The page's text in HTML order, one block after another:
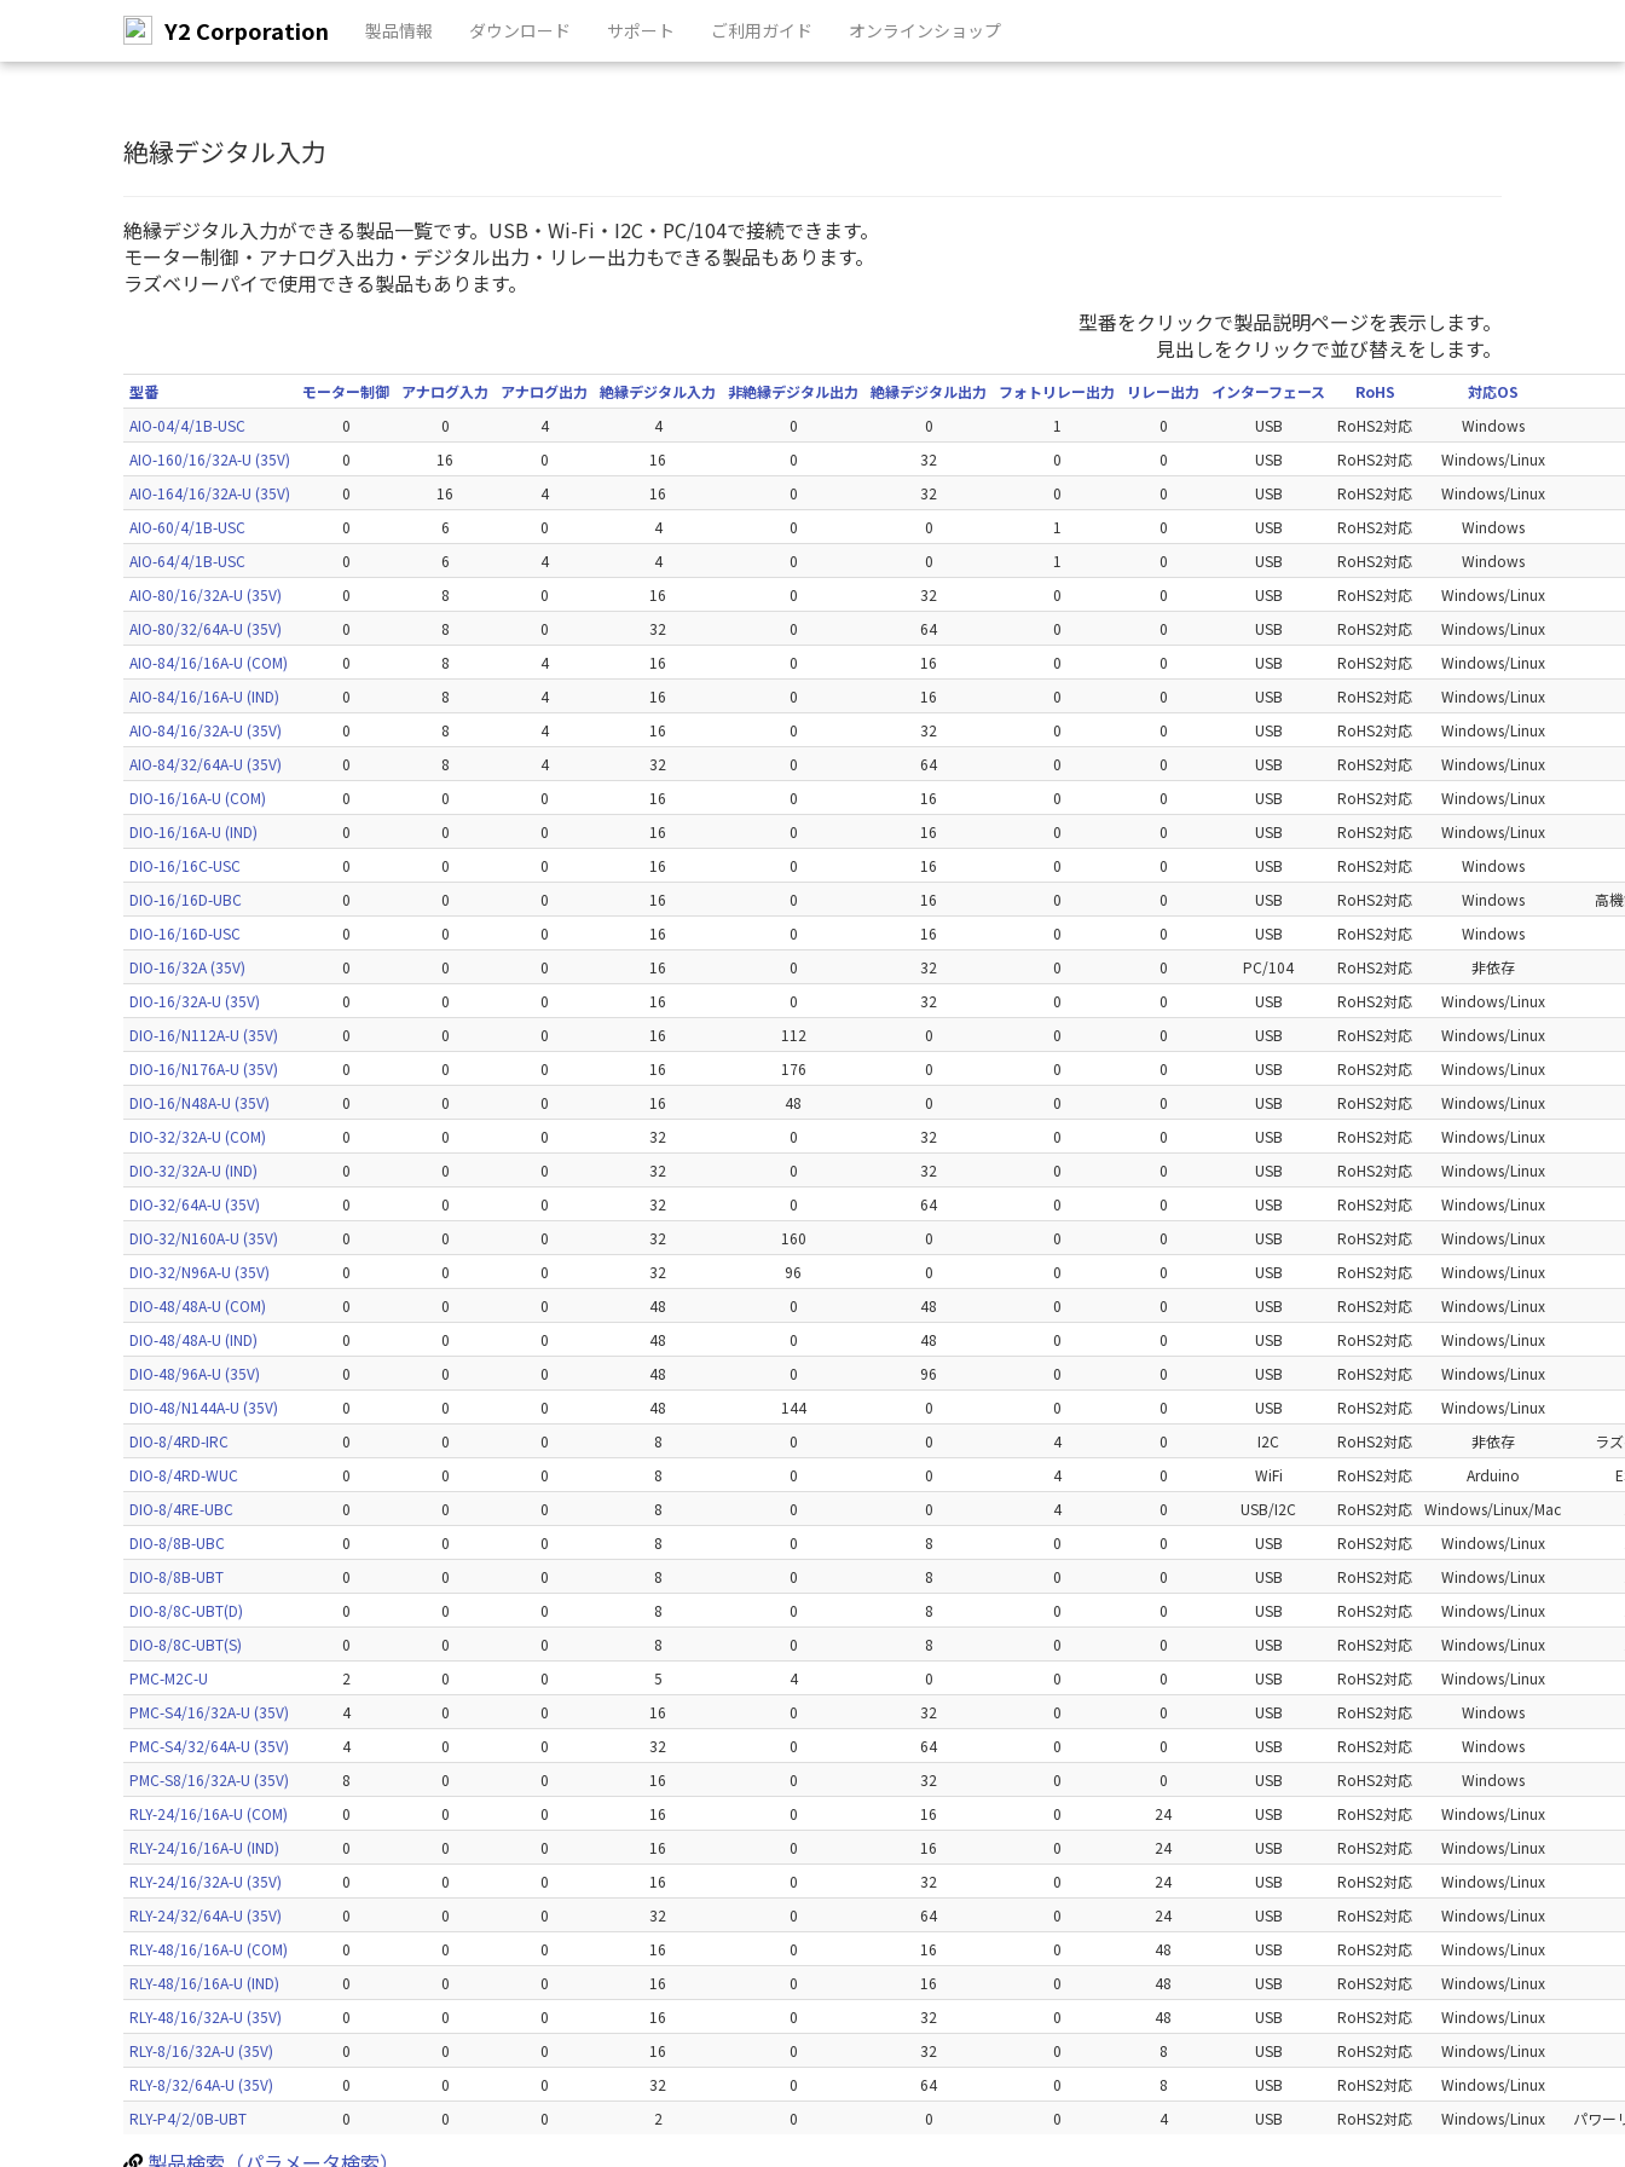
メ
Y2 Corporation 製品情報 ダウンロード サポート ご利用ガイド オンラインショップ
絶縁デジタル入力
絶縁デジタル入力ができる製品一覧です。USB・Wi-Fi・I2C・PC/104で接続できます。
モーター制御・アナログ入出力・デジタル出力・リレー出力もできる製品もあります。
ラズベリーパイで使用できる製品もあります。
型番をクリックで製品説明ページを表示します。
見出しをクリックで並び替えをします。
型番 モーター制御 アナログ入力 アナログ出力 絶縁デジタル入力 非絶縁デジタル出力 絶縁デジタル出力 フォトリレー出力 リレー出力 インターフェース RoHS
対応OS
AIO-04/4/1B-USC
0 0 4 4 0 0 1 0 USB RoHS2対応
Windows
AIO-160/16/32A-U (35V)
0 16 0 16 0 32 0 0 USB RoHS2対応
Windows/Linux
AIO-164/16/32A-U (35V)
0 16 4 16 0 32 0 0 USB RoHS2対応
Windows/Linux
AIO-60/4/1B-USC
0 6 0 4 0 0 1 0 USB RoHS2対応
Windows
AIO-64/4/1B-USC
0 6 4 4 0 0 1 0 USB RoHS2対応
Windows
AIO-80/16/32A-U (35V)
0 8 0 16 0 32 0 0 USB RoHS2対応
Windows/Linux
AIO-80/32/64A-U (35V)
0 8 0 32 0 64 0 0 USB RoHS2対応
Windows/Linux
AIO-84/16/16A-U (COM)
0 8 4 16 0 16 0 0 USB RoHS2対応
Windows/Linux
AIO-84/16/16A-U (IND)
0 8 4 16 0 16 0 0 USB RoHS2対応
Windows/Linux
AIO-84/16/32A-U (35V)
0 8 4 16 0 32 0 0 USB RoHS2対応
Windows/Linux
AIO-84/32/64A-U (35V)
0 8 4 32 0 64 0 0 USB RoHS2対応
Windows/Linux
DIO-16/16A-U (COM)
0 0 0 16 0 16 0 0 USB RoHS2対応
Windows/Linux
DIO-16/16A-U (IND)
0 0 0 16 0 16 0 0 USB RoHS2対応
Windows/Linux
DIO-16/16C-USC
0 0 0 16 0 16 0 0 USB RoHS2対応
Windows
DIO-16/16D-UBC
0 0 0 16 0 16 0 0 USB RoHS2対応 Windows
高
DIO-16/16D-USC
0 0 0 16 0 16 0 0 USB RoHS2対応
Windows
DIO-16/32A (35V)
0 0 0 16 0 32 0 0 PC/104 RoHS2対応
非依存
DIO-16/32A-U (35V)
0 0 0 16 0 32 0 0 USB RoHS2対応
Windows/Linux
DIO-16/N112A-U (35V)
0 0 0 16 112 0 0 0 USB RoHS2対応
Windows/Linux
DIO-16/N176A-U (35V)
0 0 0 16 176 0 0 0 USB RoHS2対応
Windows/Linux
DIO-16/N48A-U (35V)
0 0 0 16 48 0 0 0 USB RoHS2対応
Windows/Linux
DIO-32/32A-U (COM)
0 0 0 32 0 32 0 0 USB RoHS2対応
Windows/Linux
DIO-32/32A-U (IND)
0 0 0 32 0 32 0 0 USB RoHS2対応
Windows/Linux
DIO-32/64A-U (35V)
0 0 0 32 0 64 0 0 USB RoHS2対応
Windows/Linux
DIO-32/N160A-U (35V)
0 0 0 32 160 0 0 0 USB RoHS2対応
Windows/Linux
DIO-32/N96A-U (35V)
0 0 0 32 96 0 0 0 USB RoHS2対応
Windows/Linux
DIO-48/48A-U (COM)
0 0 0 48 0 48 0 0 USB RoHS2対応
Windows/Linux
DIO-48/48A-U (IND)
0 0 0 48 0 48 0 0 USB RoHS2対応
Windows/Linux
DIO-48/96A-U (35V)
0 0 0 48 0 96 0 0 USB RoHS2対応
Windows/Linux
DIO-48/N144A-U (35V)
0 0 0 48 144 0 0 0 USB RoHS2対応
Windows/Linux
DIO-8/4RD-IRC
0 0 0 8 0 0 4 0 I2C RoHS2対応 非依存
ラ
DIO-8/4RD-WUC
0 0 0 8 0 0 4 0 WiFi RoHS2対応 Arduino
DIO-8/4RE-UBC
0 0 0 8 0 0 4 0 USB/I2C RoHS2対応 Windows/Linux/Mac
DIO-8/8B-UBC
0 0 0 8 0 8 0 0 USB RoHS2対応 Windows/Linux
DIO-8/8B-UBT
0 0 0 8 0 8 0 0 USB RoHS2対応 Windows/Linux
DIO-8/8C-UBT(D)
0 0 0 8 0 8 0 0 USB RoHS2対応 Windows/Linux
DIO-8/8C-UBT(S)
0 0 0 8 0 8 0 0 USB RoHS2対応 Windows/Linux
PMC-M2C-U
2 0 0 5 4 0 0 0 USB RoHS2対応
Windows/Linux
PMC-S4/16/32A-U (35V)
4 0 0 16 0 32 0 0 USB RoHS2対応
Windows
PMC-S4/32/64A-U (35V)
4 0 0 32 0 64 0 0 USB RoHS2対応
Windows
PMC-S8/16/32A-U (35V)
8 0 0 16 0 32 0 0 USB RoHS2対応
Windows
RLY-24/16/16A-U (COM)
0 0 0 16 0 16 0 24 USB RoHS2対応
Windows/Linux
RLY-24/16/16A-U (IND)
0 0 0 16 0 16 0 24 USB RoHS2対応
Windows/Linux
RLY-24/16/32A-U (35V)
0 0 0 16 0 32 0 24 USB RoHS2対応
Windows/Linux
RLY-24/32/64A-U (35V)
0 0 0 32 0 64 0 24 USB RoHS2対応
Windows/Linux
RLY-48/16/16A-U (COM)
0 0 0 16 0 16 0 48 USB RoHS2対応
Windows/Linux
RLY-48/16/16A-U (IND)
0 0 0 16 0 16 0 48 USB RoHS2対応
Windows/Linux
RLY-48/16/32A-U (35V)
0 0 0 16 0 32 0 48 USB RoHS2対応
Windows/Linux
RLY-8/16/32A-U (35V)
0 0 0 16 0 32 0 8 USB RoHS2対応
Windows/Linux
RLY-8/32/64A-U (35V)
0 0 0 32 0 64 0 8 USB RoHS2対応
Windows/Linux
RLY-P4/2/0B-UBT
0 0 0 2 0 0 0 4 USB RoHS2対応 Windows/Linux パワー